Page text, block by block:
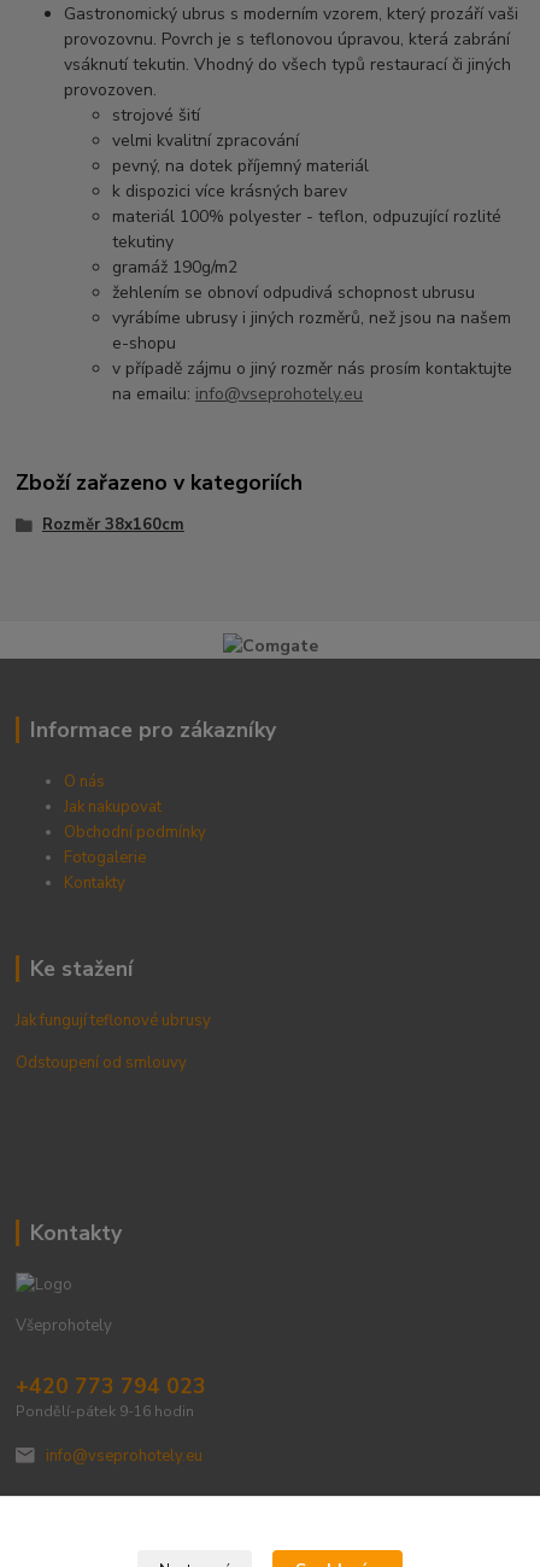
Gastronomický ubrus s moderním vzorem, který prozáří vaši
provozovnu. Povrch je s teflonovou úpravou, která zabrání
vsáknutí tekutin. Vhodný do všech typů restaurací či jiných
provozoven.
strojové šití
velmi kvalitní zpracování
pevný, na dotek příjemný materiál
k dispozici více krásných barev
materiál 100% polyester - teflon, odpuzující rozlité
tekutiny
gramáž 190g/m2
žehlením se obnoví odpudivá schopnost ubrusu
vyrábíme ubrusy i jiných rozměrů, než jsou na našem
e-shopu
v případě zájmu o jiný rozměr nás prosím kontaktujte
na emailu: info@vseprohotely.eu
Zboží zařazeno v kategoriích
Rozměr 38x160cm
Informace pro zákazníky
O nás
Jak nakupovat
Obchodní podmínky
Fotogalerie
Kontakty
Ke stažení
Jak fungují teflonové ubrusy
Odstoupení od smlouvy
Kontakty
Všeprohotely
+420 773 794 023
Pondělí-pátek 9-16 hodin
info@vseprohotely.eu